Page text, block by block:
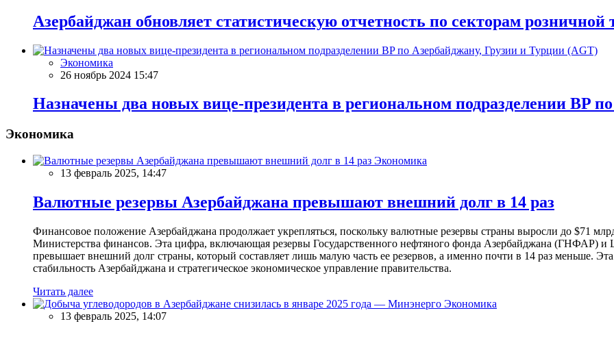
Азербайджан обновляет статистическую отчетность по секторам розничной
Экономика
26 ноябрь 2024 15:47
Назначены два новых вице-президента в региональном подразделении BP
Экономика
Экономика
13 февраль 2025, 14:47
Валютные резервы Азербайджана превышают внешний долг в 14 раз
Финансовое положение Азербайджана продолжает укрепляться, поскольку валютные резервы страны выросли до $71
Министерства финансов. Эта цифра, включающая резервы Государственного нефтяного фонда Азербайджана (ГНФАР) и
превышает внешний долг страны, который составляет лишь малую часть ее резервов, а именно почти в 14 раз меньше.
стабильность Азербайджана и стратегическое экономическое управление правительства.
Читать далее
Экономика
13 февраль 2025, 14:07